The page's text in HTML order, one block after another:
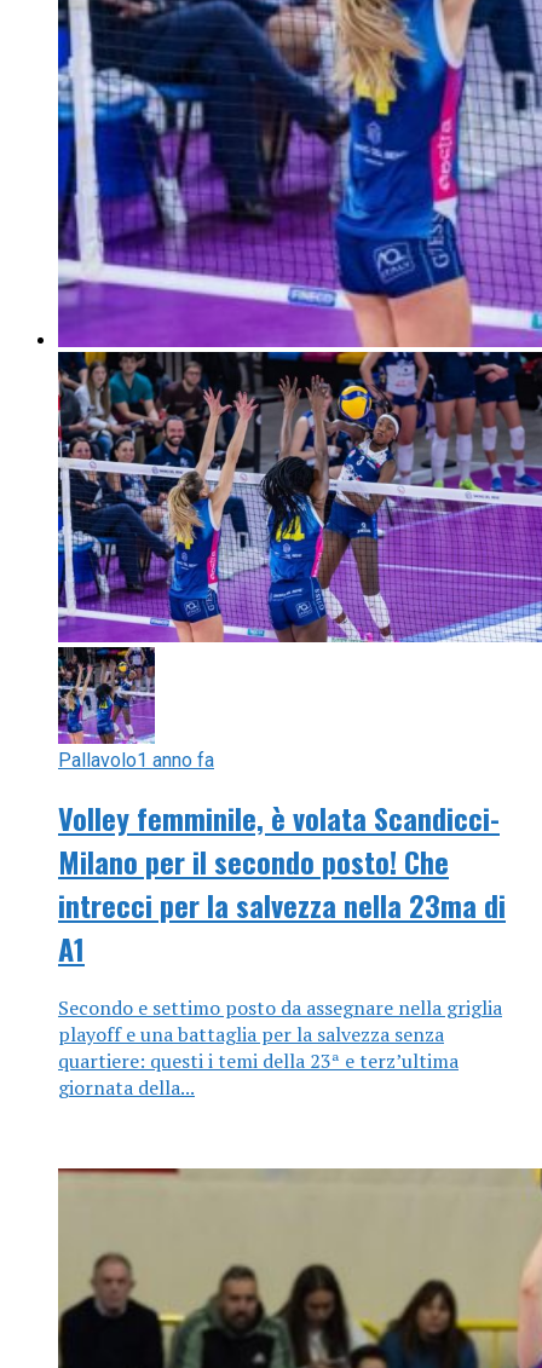
Pallavolo1 anno fa
Volley femminile, è volata Scandicci-
Milano per il secondo posto! Che
intrecci per la salvezza nella 23ma di
A1
Secondo e settimo posto da assegnare nella griglia
playoff e una battaglia per la salvezza senza
quartiere: questi i temi della 23ª e terz’ultima
giornata della...